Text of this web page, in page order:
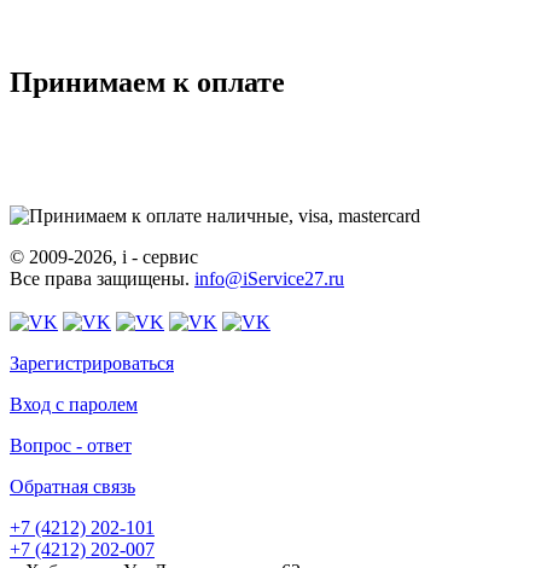
Принимаем к оплате
© 2009-2026, i - сервис
Все права защищены. info@iService27.ru
Зарегистрироваться
Вход с паролем
Вопрос - ответ
Обратная связь
+7 (4212) 202-101
+7 (4212) 202-007